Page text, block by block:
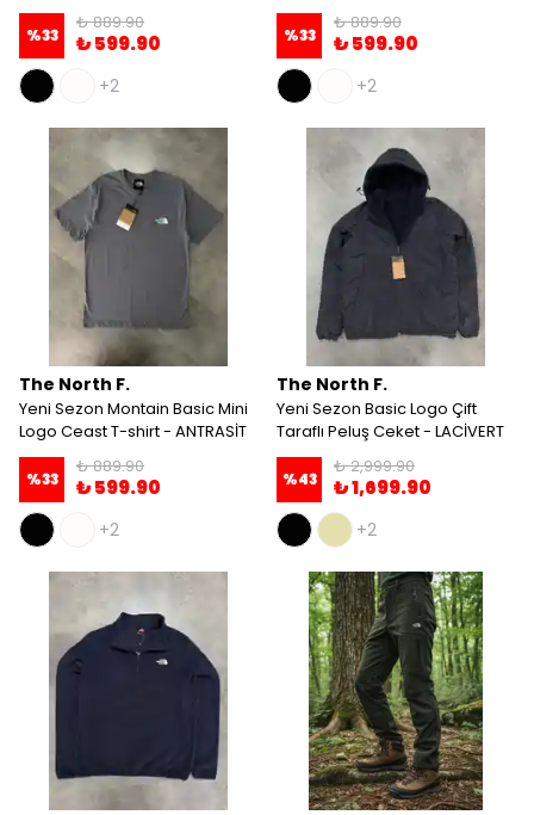
%33
₺ 889.90
₺ 599.90
+2
%33
₺ 889.90
₺ 599.90
+2
The North F.
Yeni Sezon Montain Basic Mini
Logo Ceast T-shirt - ANTRASİT
%33
₺ 889.90
₺ 599.90
+2
The North F.
Yeni Sezon Basic Logo Çift
Taraflı Peluş Ceket - LACİVERT
%43
₺ 2,999.90
₺ 1,699.90
+2